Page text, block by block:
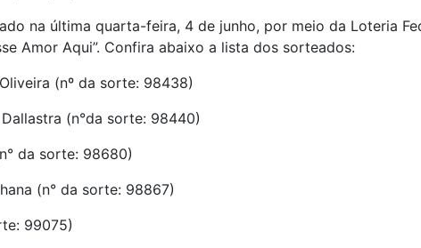
na última quarta-feira, 4 de junho, por meio da Loteria
Amor Aqui”. Confira abaixo a lista dos sorteados:
(nº da sorte: 98438)
(n°da sorte: 98440)
da sorte: 98680)
(n° da sorte: 98867)
99075)